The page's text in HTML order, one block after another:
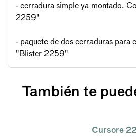
- cerradura simple ya montado.
2259"
- paquete de dos cerraduras para
"Blister 2259"
También te
Cursore